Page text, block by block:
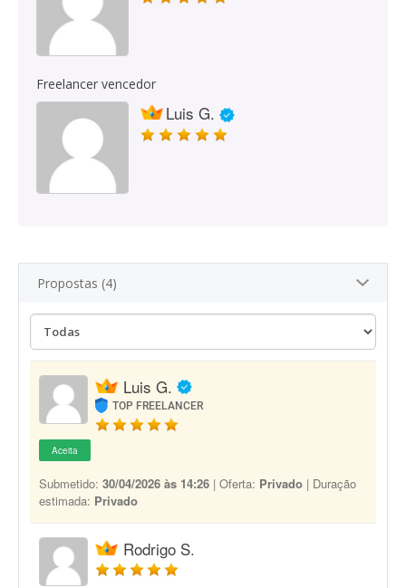
Freelancer vencedor
Luis G.
Propostas (4)
Luis G.
TOP FREELANCER
Aceita
Submetido: 30/04/2026 às 14:26 | Oferta: Privado | Duração
estimada: Privado
Rodrigo S.